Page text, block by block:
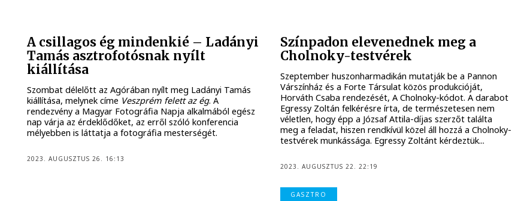
A csillagos ég mindenkié – Ladányi
Tamás asztrofotósnak nyílt
kiállítása
Szombat délelőtt az Agórában nyílt meg Ladányi Tamás
kiállítása, melynek címe Veszprém felett az ég. A
rendezvény a Magyar Fotográfia Napja alkalmából egész
nap várja az érdeklődőket, az erről szóló konferencia
mélyebben is láttatja a fotográfia mesterségét.
2023. AUGUSZTUS 26. 16:13
Színpadon elevenednek meg a
Cholnoky-testvérek
Szeptember huszonharmadikán mutatják be a Pannon
Várszínház és a Forte Társulat közös produkcióját,
Horváth Csaba rendezését, A Cholnoky-kódot. A darabot
Egressy Zoltán felkérésre írta, de természetesen nem
véletlen, hogy épp a Józsaf Attila-díjas szerzőt találta
meg a feladat, hiszen rendkívül közel áll hozzá a Cholnoky-
testvérek munkássága. Egressy Zoltánt kérdeztük...
2023. AUGUSZTUS 22. 22:19
GASZTRO